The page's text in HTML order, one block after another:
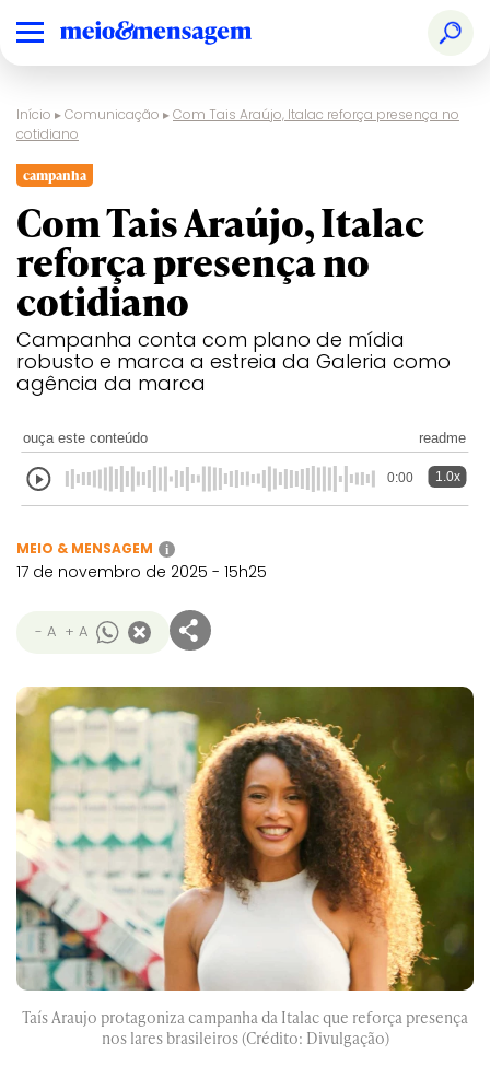
Início ▸Comunicação ▸Com Tais Araújo, Italac reforça presença no
cotidiano
campanha
Com Tais Araújo, Italac
reforça presença no
cotidiano
Campanha conta com plano de mídia
robusto e marca a estreia da Galeria como
agência da marca
ouça este conteúdo readme
0:00 1.0x
MEIO & MENSAGEM i
17 de novembro de 2025 - 15h25
- A + A
Taís Araujo protagoniza campanha da Italac que reforça presença
nos lares brasileiros (Crédito: Divulgação)